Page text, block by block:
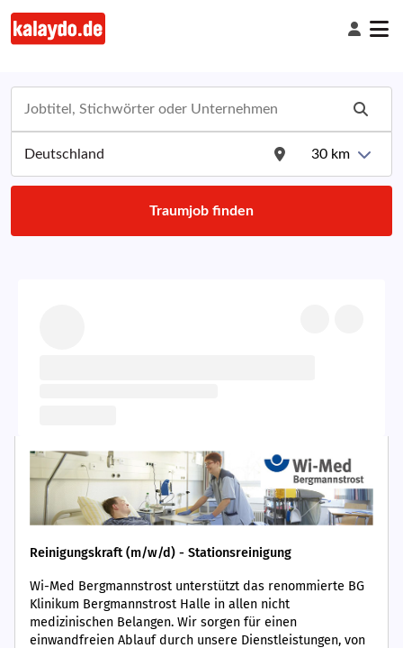
30 km
Traumjob finden